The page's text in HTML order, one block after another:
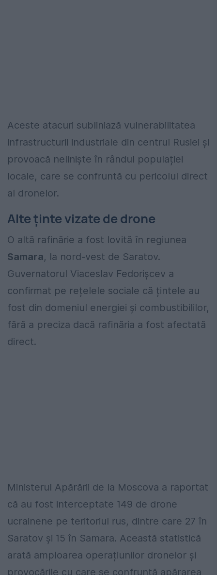
Aceste atacuri subliniază vulnerabilitatea
infrastructurii industriale din centrul Rusiei și
provoacă neliniște în rândul populației
locale, care se confruntă cu pericolul direct
al dronelor.
Alte ținte vizate de drone
O altă rafinărie a fost lovită în regiunea
Samara, la nord-vest de Saratov.
Guvernatorul Viaceslav Fedorișcev a
confirmat pe rețelele sociale că țintele au
fost din domeniul energiei și combustibililor,
fără a preciza dacă rafinăria a fost afectată
direct.
Ministerul Apărării de la Moscova a raportat
că au fost interceptate 149 de drone
ucrainene pe teritoriul rus, dintre care 27 în
Saratov și 15 în Samara. Această statistică
arată amploarea operațiunilor dronelor și
provocările cu care se confruntă apărarea